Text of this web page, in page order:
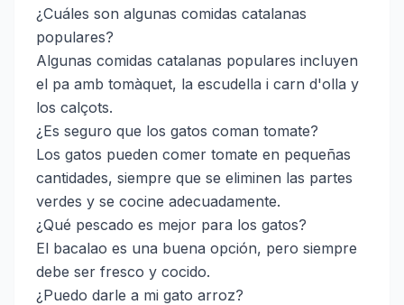
¿Cuáles son algunas comidas catalanas
populares?
Algunas comidas catalanas populares incluyen
el pa amb tomàquet, la escudella i carn d'olla y
los calçots.
¿Es seguro que los gatos coman tomate?
Los gatos pueden comer tomate en pequeñas
cantidades, siempre que se eliminen las partes
verdes y se cocine adecuadamente.
¿Qué pescado es mejor para los gatos?
El bacalao es una buena opción, pero siempre
debe ser fresco y cocido.
¿Puedo darle a mi gato arroz?